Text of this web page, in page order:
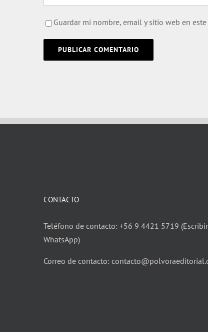
Guardar mi nombre, email y sitio web en
CONTACTO
Teléfono de contacto: +56 9 4421 5719
WhatsApp)
Correo de contacto: